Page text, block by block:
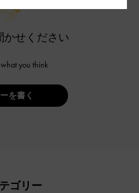
かせください
you think
を書く
ゴリー